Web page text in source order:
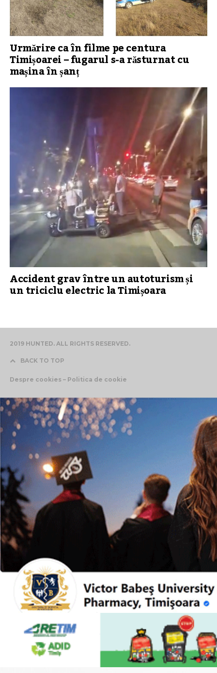
Urmărire ca în filme pe centura
Timișoarei – fugarul s-a răsturnat cu
mașina în șanț
Accident grav între un autoturism și
un triciclu electric la Timișoara
2019 HUNTED. ALL RIGHTS RESERVED.
BACK TO TOP
Despre cookies – Politica de cookie